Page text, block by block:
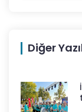
Diğer